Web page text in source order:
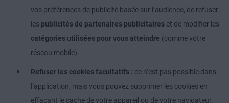
vos préférences de publicité basée sur l’audience, de refuser
les publicités de partenaires publicitaires et de modifier les
catégories utilisées pour vous atteindre (comme votre
réseau mobile).
Refuser les cookies facultatifs : ce n’est pas possible dans
l’application, mais vous pouvez supprimer les cookies en
effaçant le cache de votre appareil ou de votre navigateur.